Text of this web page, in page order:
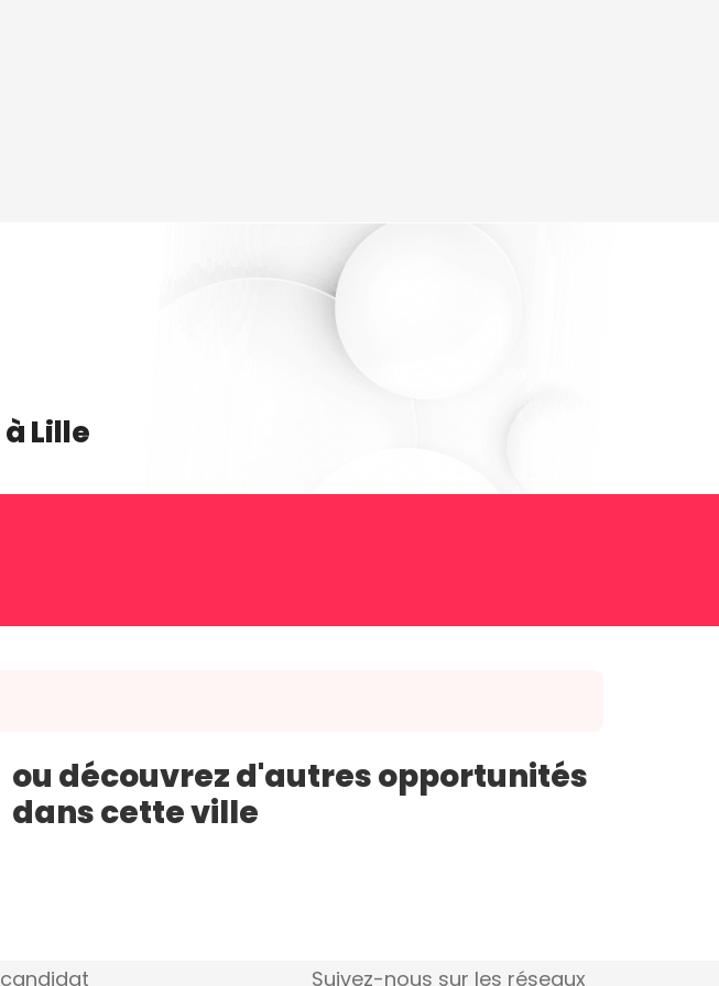
àLille
ou découvrez d'autres opportunités
dans cette ville
candidat Suivez-nous sur les réseaux